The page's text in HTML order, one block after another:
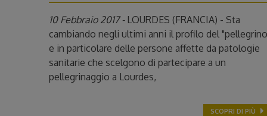
10 Febbraio 2017 - LOURDES (FRANCIA) - Sta
cambiando negli ultimi anni il profilo del
e in particolare delle persone affette da patologie
sanitarie che scelgono di partecipare a un
pellegrinaggio a Lourdes,
SCOPRI DI PIÙ